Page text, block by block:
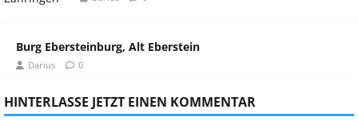
Burg Ebersteinburg, Alt Eberstein
Darius 0
HINTERLASSE JETZT EINEN KOMMENTAR